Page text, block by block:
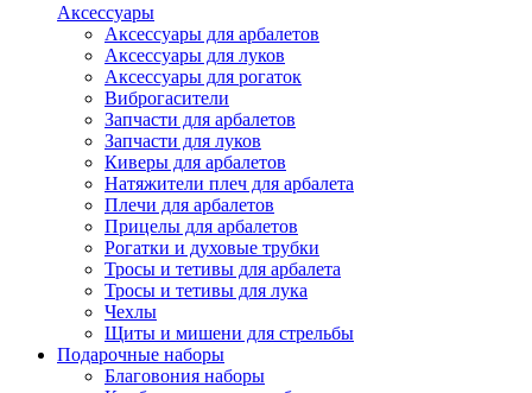
Аксессуары
Аксессуары для арбалетов
Аксессуары для луков
Аксессуары для рогаток
Виброгасители
Запчасти для арбалетов
Запчасти для луков
Киверы для арбалетов
Натяжители плеч для арбалета
Плечи для арбалетов
Прицелы для арбалетов
Рогатки и духовые трубки
Тросы и тетивы для арбалета
Тросы и тетивы для лука
Чехлы
Щиты и мишени для стрельбы
Подарочные наборы
Благовония наборы